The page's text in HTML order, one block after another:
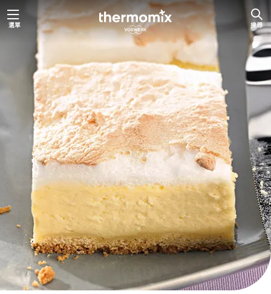
跳選單 搜尋